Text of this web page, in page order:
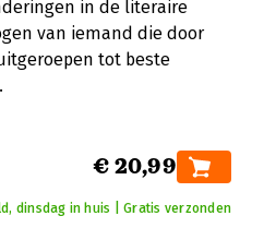
in de literaire
van iemand die door
tot beste
€ 20,99
dinsdag in huis | Gratis verzonden